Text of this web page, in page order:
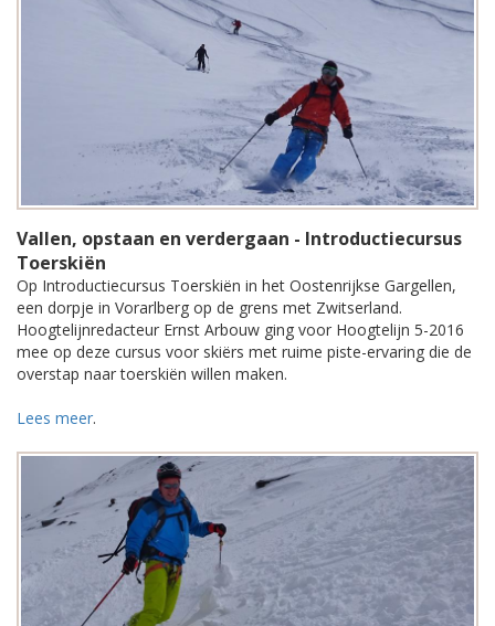
Vallen, opstaan en verdergaan - Introductiecursus
Toerskiën
Op Introductiecursus Toerskiën in het Oostenrijkse Gargellen,
een dorpje in Vorarlberg op de grens met Zwitserland.
Hoogtelijnredacteur Ernst Arbouw ging voor Hoogtelijn 5-2016
mee op deze cursus voor skiërs met ruime piste-ervaring die de
overstap naar toerskiën willen maken.
Lees meer.